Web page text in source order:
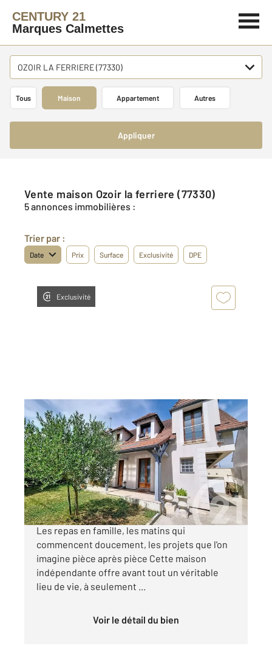
CENTURY 21
Marques Calmettes
OZOIR LA FERRIERE (77330)
Tous Maison Appartement Autres
Appliquer
Vente maison Ozoir la ferriere (77330)
5 annonces immobilières :
Trier par :
Date Prix Surface Exclusivité DPE
Exclusivité
OZOIR LA FERRIERE 77
139,49 m2, 5 pièces
Ref : 346
Maison à vendre
379 500 €
Une maison dans laquelle on se voit déjà vivre.
Les repas en famille, les matins qui
commencent doucement, les projets que l'on
imagine pièce après pièce Cette maison
indépendante offre avant tout un véritable
lieu de vie, à seulement ...
Voir le détail du bien